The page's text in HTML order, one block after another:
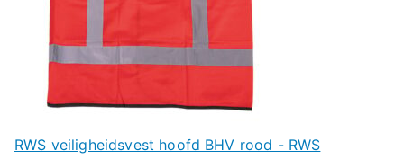
RWS veiligheidsvest hoofd BHV rood - RWS